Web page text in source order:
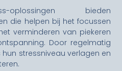
oplossingen bieden
die helpen bij het focussen
verminderen van piekeren
Door regelmatig
stressniveau verlagen en